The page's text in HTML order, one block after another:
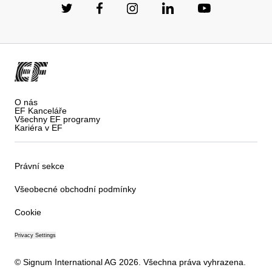
O nás
EF Kanceláře
Všechny EF programy
Kariéra v EF
Právní sekce
Všeobecné obchodní podmínky
Cookie
Privacy Settings
© Signum International AG 2026. Všechna práva vyhrazena.